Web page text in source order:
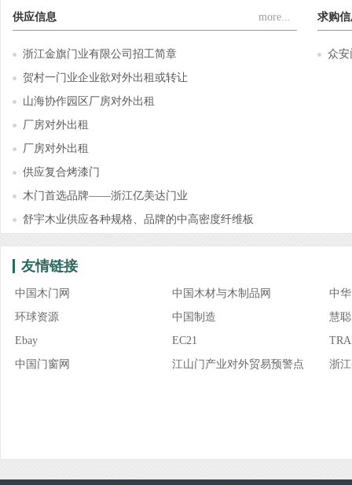
供应信息 more...
浙江金旗门业有限公司招工简章
贺村一门业企业欲对外出租或转让
山海协作园区厂房对外出租
厂房对外出租
厂房对外出租
供应复合烤漆门
木门首选品牌——浙江亿美达门业
舒宇木业供应各种规格、品牌的中高密度纤维板
求购
众安
友情链接
中国木门网 中国木材与木制品网
中
环球资源
中国制造
慧
Ebay
EC21
中国门窗网
江山门产业对外贸易预警点 浙